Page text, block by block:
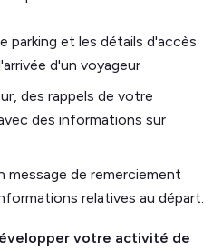
parking et les détails d'accès
d'un voyageur
des rappels de votre
des informations sur
message de remerciement
relatives au départ.
votre activité de